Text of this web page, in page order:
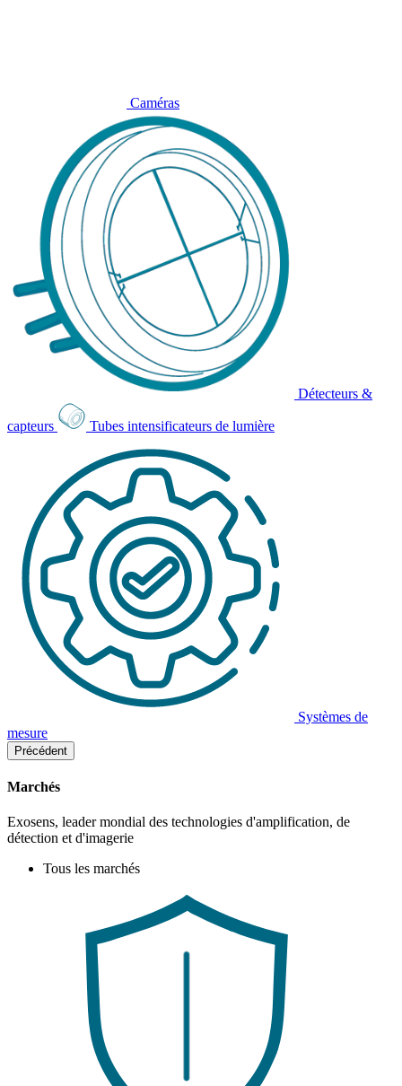
Caméras
Détecteurs &
capteurs Tubes intensificateurs de lumière
Systèmes de
mesure
Précédent
Marchés
Exosens, leader mondial des technologies d'amplification, de
détection et d'imagerie
Tous les marchés